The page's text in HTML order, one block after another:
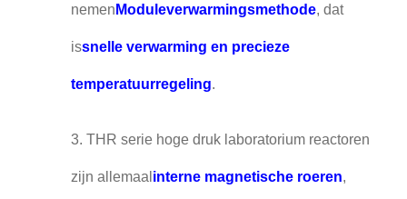
nemen Moduleverwarmingsmethode, dat
issnelle verwarming en precieze
temperatuurregeling.
3. THR serie hoge druk laboratorium reactoren
zijn allemaal interne magnetische roeren,